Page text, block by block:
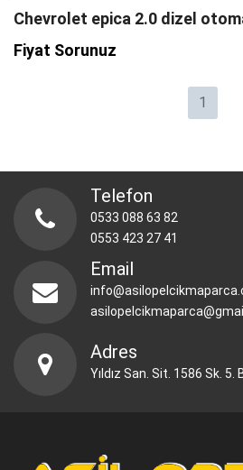
Chevrolet epica 2.0 dizel
Fiyat Sorunuz
1
Telefon
0533 088 63 82
0553 423 27 41
Email
Adres
Yıldız San. Sit. 1586 Sk.